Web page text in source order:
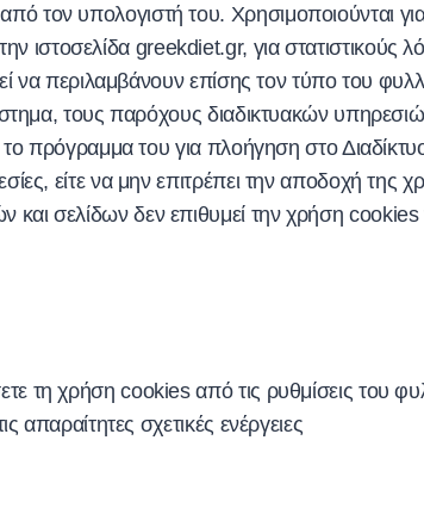
τον υπολογιστή του. Χρησιμοποιούνται
greekdiet.gr, για στατιστικούς
να περιλαμβάνουν επίσης τον τύπο του
τους παρόχους διαδικτυακών
πρόγραμμα του για πλοήγηση στο
είτε να μην επιτρέπει την αποδοχή
σελίδων δεν επιθυμεί την χρήση cookies
τη χρήση cookies από τις ρυθμίσεις του
απαραίτητες σχετικές ενέργειες